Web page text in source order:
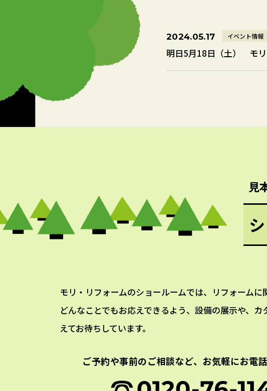
2024.05.17 イベント情報
明日5月18日（土） モ
見
モリ・リフォームのショールームでは、リフォームに
どんなことでもお応えできるよう、設備の展示や、カ
えてお待ちしています。
ご予約や事前のご相談など、 お気軽にお電